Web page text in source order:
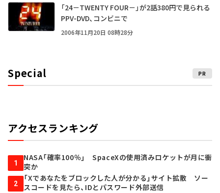
「24－TWENTY FOUR－」が2話380円で見られる
PPV-DVD、コンビニで
2006年11月20日 08時28分
Special PR
アクセスランキング
1
NASA「確率100％」 SpaceXの使用済みロケットが月に衝
突か
2
「Xであなたをブロックした人が分かる」サイト拡散 ソー
スコードを見たら、IDとパスワード外部送信